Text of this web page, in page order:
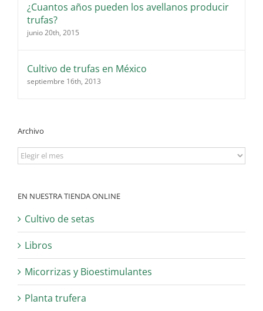
¿Cuantos años pueden los avellanos producir
trufas?
junio 20th, 2015
Cultivo de trufas en México
septiembre 16th, 2013
Archivo
Archivo
EN NUESTRA TIENDA ONLINE
Cultivo de setas
Libros
Micorrizas y Bioestimulantes
Planta trufera